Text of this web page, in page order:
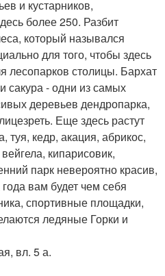
и кустарников,
более 250. Разбит
который назывался
для того, чтобы здесь
лесопарков столицы. Бархат
сакура - одни из самых
деревьев дендропарка,
Еще здесь растут
туя, кедр, акация, абрикос,
кипарисовик,
парк невероятно красив,
вам будет чем себя
спортивные площадки,
ледяные Горки и
вл. 5 а.